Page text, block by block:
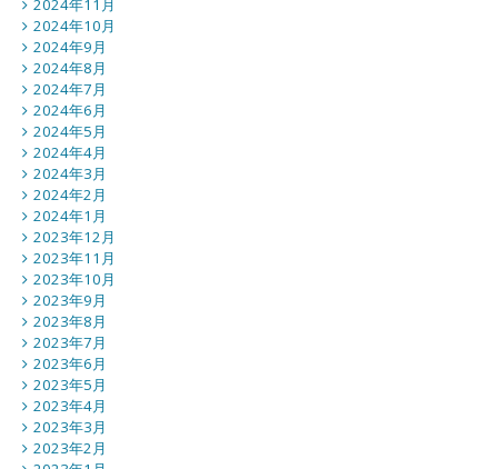
2024年11月
2024年10月
2024年9月
2024年8月
2024年7月
2024年6月
2024年5月
2024年4月
2024年3月
2024年2月
2024年1月
2023年12月
2023年11月
2023年10月
2023年9月
2023年8月
2023年7月
2023年6月
2023年5月
2023年4月
2023年3月
2023年2月